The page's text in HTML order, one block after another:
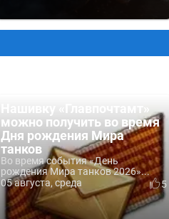
Нашивку «Главпочтамт»
можно получить во время
Дня рождения Мира
танков
Во время события «День
рождения Мира танков 2026»...
05 августа, среда
5